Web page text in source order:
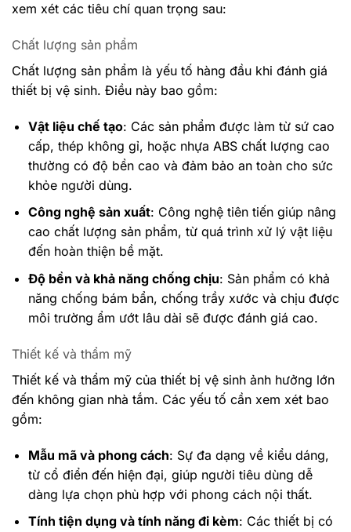
xem xét các tiêu chí quan trọng sau:
Chất lượng sản phẩm
Chất lượng sản phẩm là yếu tố hàng đầu khi đánh giá
thiết bị vệ sinh. Điều này bao gồm:
Vật liệu chế tạo: Các sản phẩm được làm từ sứ cao
cấp, thép không gỉ, hoặc nhựa ABS chất lượng cao
thường có độ bền cao và đảm bảo an toàn cho sức
khỏe người dùng.
Công nghệ sản xuất: Công nghệ tiên tiến giúp nâng
cao chất lượng sản phẩm, từ quá trình xử lý vật liệu
đến hoàn thiện bề mặt.
Độ bền và khả năng chống chịu: Sản phẩm có khả
năng chống bám bẩn, chống trầy xước và chịu được
môi trường ẩm ướt lâu dài sẽ được đánh giá cao.
Thiết kế và thẩm mỹ
Thiết kế và thẩm mỹ của thiết bị vệ sinh ảnh hưởng lớn
đến không gian nhà tắm. Các yếu tố cần xem xét bao
gồm:
Mẫu mã và phong cách: Sự đa dạng về kiểu dáng,
từ cổ điển đến hiện đại, giúp người tiêu dùng dễ
dàng lựa chọn phù hợp với phong cách nội thất.
Tính tiện dụng và tính năng đi kèm: Các thiết bị có